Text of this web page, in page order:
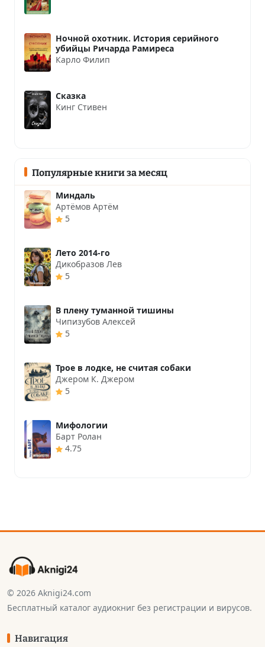
Ночной охотник. История серийного
убийцы Ричарда Рамиреса
Карло Филип
Сказка
Кинг Стивен
Популярные книги за месяц
Миндаль
Артёмов Артём
5
Лето 2014-го
Дикобразов Лев
5
В плену туманной тишины
Чипизубов Алексей
5
Трое в лодке, не считая собаки
Джером К. Джером
5
Мифологии
Барт Ролан
4.75
© 2026 Aknigi24.com
Бесплатный каталог аудиокниг без регистрации и вирусов.
Навигация